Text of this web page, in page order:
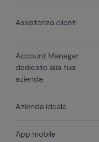
Assistenza clienti
Account Manager
dedicato alla tua
azienda
Azienda ideale
App mobile